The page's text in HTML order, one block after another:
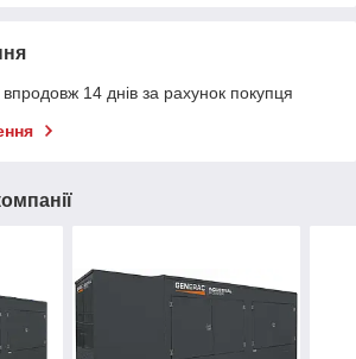
14 днів за рахунок покупця